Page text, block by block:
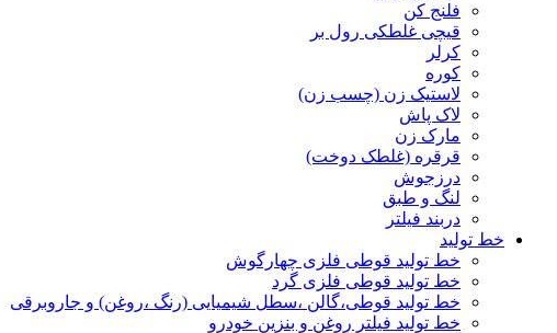
فلنج کن
قیچی غلطکی رول بر
کرلر
کوره
لاستیک زن (چسب زن)
لاک پاش
مارک زن
قرقره (غلطک دوخت)
درزجوش
لنگ و طبق
دربند فیلتر
خط تولید
خط تولید قوطی فلزی چهارگوش
خط تولید قوطی فلزی گرد
خط تولید قوطی،گالن ،سطل شیمیایی (رنگ ،روغن) و جاروبرقی
خط تولید فیلتر روغن و بنزین خودرو